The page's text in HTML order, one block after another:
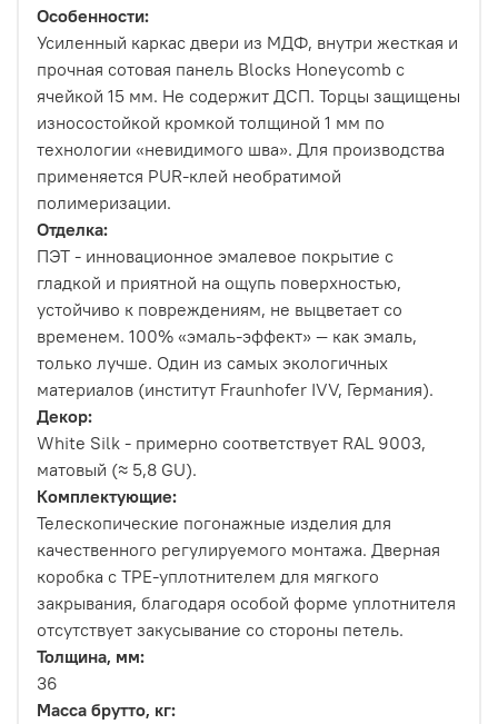
Особенности:
Усиленный каркас двери из МДФ, внутри жесткая и
прочная сотовая панель Blocks Honeycomb с
ячейкой 15 мм. Не содержит ДСП. Торцы защищены
износостойкой кромкой толщиной 1 мм по
технологии «невидимого шва». Для производства
применяется PUR-клей необратимой
полимеризации.
Отделка:
ПЭТ - инновационное эмалевое покрытие c
гладкой и приятной на ощупь поверхностью,
устойчиво к повреждениям, не выцветает со
временем. 100% «эмаль-эффект» — как эмаль,
только лучше. Один из самых экологичных
материалов (институт Fraunhofer IVV, Германия).
Декор:
White Silk - примерно соответствует RAL 9003,
матовый (≈ 5,8 GU).
Комплектующие:
Телескопические погонажные изделия для
качественного регулируемого монтажа. Дверная
коробка с TPE-уплотнителем для мягкого
закрывания, благодаря особой форме уплотнителя
отсутствует закусывание со стороны петель.
Толщина, мм:
36
Масса брутто, кг: